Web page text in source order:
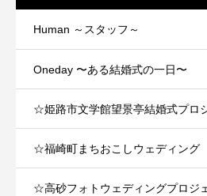
Human ～スタッフ～
Oneday 〜ある結婚式の一日〜
☆姫路市文学館望景亭結婚式プロ
☆福崎町まちおこしウェディング
☆高砂フォトウェディングプロジ